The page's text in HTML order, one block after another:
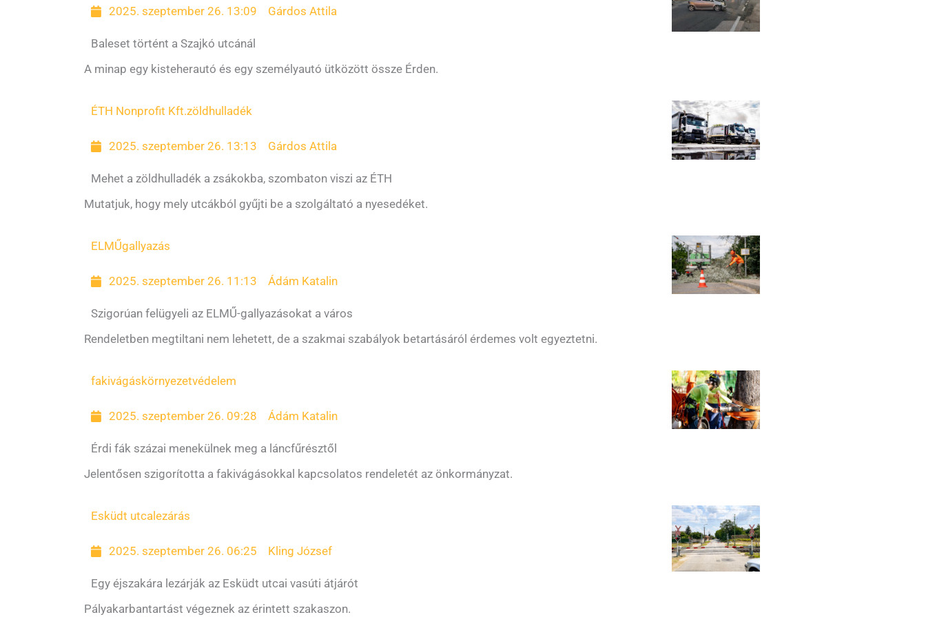
2025. szeptember 26. 13:09 Gárdos Attila
Baleset történt a Szajkó utcánál
A minap egy kisteherautó és egy személyautó ütközött össze Érden.
ÉTH Nonprofit Kft.zöldhulladék
2025. szeptember 26. 13:13 Gárdos Attila
Mehet a zöldhulladék a zsákokba, szombaton viszi az ÉTH
Mutatjuk, hogy mely utcákból gyűjti be a szolgáltató a nyesedéket.
ELMŰgallyazás
2025. szeptember 26. 11:13 Ádám Katalin
Szigorúan felügyeli az ELMŰ-gallyazásokat a város
Rendeletben megtiltani nem lehetett, de a szakmai szabályok betartásáról érdemes volt egyeztetni.
fakivágáskörnyezetvédelem
2025. szeptember 26. 09:28 Ádám Katalin
Érdi fák százai menekülnek meg a láncfűrésztől
Jelentősen szigorította a fakivágásokkal kapcsolatos rendeletét az önkormányzat.
Esküdt utca lezárás
2025. szeptember 26. 06:25 Kling József
Egy éjszakára lezárják az Esküdt utcai vasúti átjárót
Pályakarbantartást végeznek az érintett szakaszon.